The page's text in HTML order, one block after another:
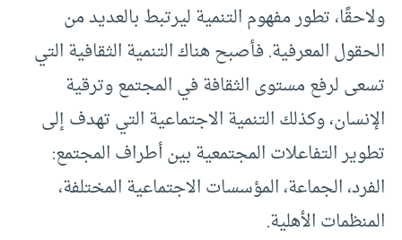
ولاحقًا، تطور مفهوم التنمية ليرتبط بالعديد من
الحقول المعرفية. فأصبح هناك التنمية الثقافية التي
تسعى لرفع مستوى الثقافة في المجتمع وترقية
الإنسان، وكذلك التنمية الاجتماعية التي تهدف إلى
تطوير التفاعلات المجتمعية بين أطراف المجتمع:
الفرد، الجماعة، المؤسسات الاجتماعية المختلفة،
المنظمات الأهلية.